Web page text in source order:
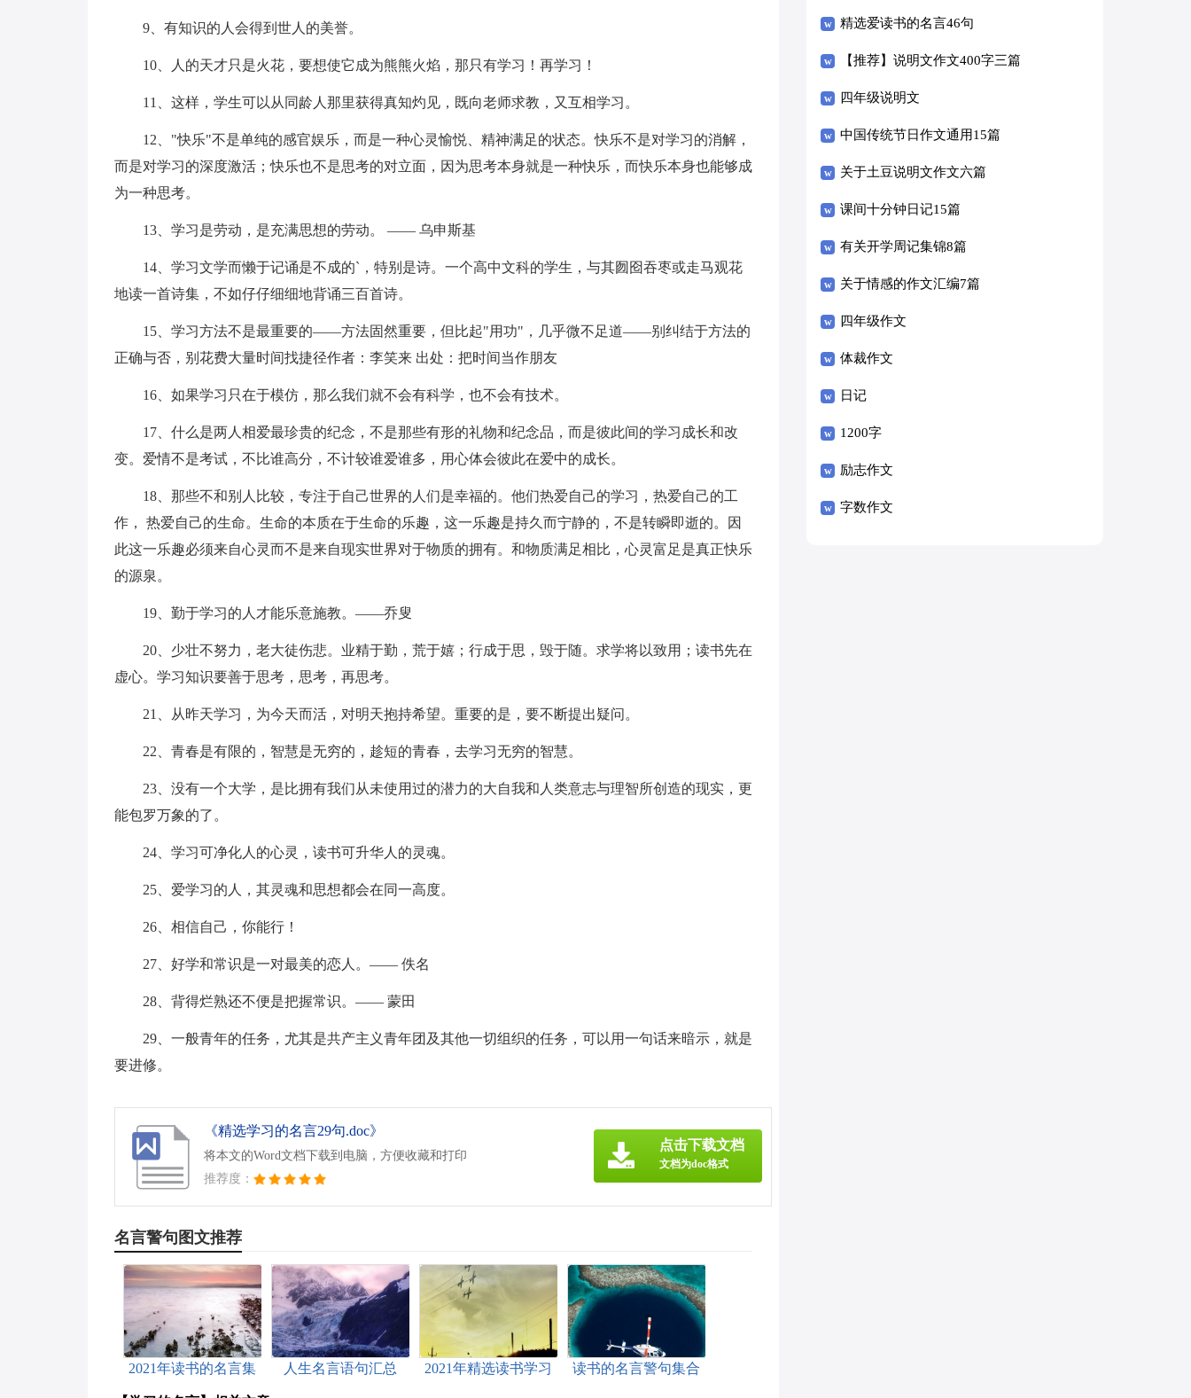
9、有知识的人会得到世人的美誉。
10、人的天才只是火花，要想使它成为熊熊火焰，那只有学习！再学习！
11、这样，学生可以从同龄人那里获得真知灼见，既向老师求教，又互相学习。
12、"快乐"不是单纯的感官娱乐，而是一种心灵愉悦、精神满足的状态。快乐不是对学习的消解，
而是对学习的深度激活；快乐也不是思考的对立面，因为思考本身就是一种快乐，而快乐本身也能够成
为一种思考。
13、学习是劳动，是充满思想的劳动。 —— 乌申斯基
14、学习文学而懒于记诵是不成的`，特别是诗。一个高中文科的学生，与其囫囵吞枣或走马观花
地读一首诗集，不如仔仔细细地背诵三百首诗。
15、学习方法不是最重要的——方法固然重要，但比起"用功"，几乎微不足道——别纠结于方法的
正确与否，别花费大量时间找捷径作者：李笑来 出处：把时间当作朋友
16、如果学习只在于模仿，那么我们就不会有科学，也不会有技术。
17、什么是两人相爱最珍贵的纪念，不是那些有形的礼物和纪念品，而是彼此间的学习成长和改
变。爱情不是考试，不比谁高分，不计较谁爱谁多，用心体会彼此在爱中的成长。
18、那些不和别人比较，专注于自己世界的人们是幸福的。他们热爱自己的学习，热爱自己的工
作， 热爱自己的生命。生命的本质在于生命的乐趣，这一乐趣是持久而宁静的，不是转瞬即逝的。因
此这一乐趣必须来自心灵而不是来自现实世界对于物质的拥有。和物质满足相比，心灵富足是真正快乐
的源泉。
19、勤于学习的人才能乐意施教。——乔叟
20、少壮不努力，老大徒伤悲。业精于勤，荒于嬉；行成于思，毁于随。求学将以致用；读书先在
虚心。学习知识要善于思考，思考，再思考。
21、从昨天学习，为今天而活，对明天抱持希望。重要的是，要不断提出疑问。
22、青春是有限的，智慧是无穷的，趁短的青春，去学习无穷的智慧。
23、没有一个大学，是比拥有我们从未使用过的潜力的大自我和人类意志与理智所创造的现实，更
能包罗万象的了。
24、学习可净化人的心灵，读书可升华人的灵魂。
25、爱学习的人，其灵魂和思想都会在同一高度。
26、相信自己，你能行！
27、好学和常识是一对最美的恋人。—— 佚名
28、背得烂熟还不便是把握常识。—— 蒙田
29、一般青年的任务，尤其是共产主义青年团及其他一切组织的任务，可以用一句话来暗示，就是
要进修。
《精选学习的名言29句.doc》
将本文的Word文档下载到电脑，方便收藏和打印
推荐度：
点击下载文档
文档为doc格式
名言警句图文推荐
2021年读书的名言集
人生名言语句汇总
2021年精选读书学习
读书的名言警句集合
精选爱读书的名言46句
【推荐】说明文作文400字三篇
四年级说明文
中国传统节日作文通用15篇
关于土豆说明文作文六篇
课间十分钟日记15篇
有关开学周记集锦8篇
关于情感的作文汇编7篇
四年级作文
体裁作文
日记
1200字
励志作文
字数作文